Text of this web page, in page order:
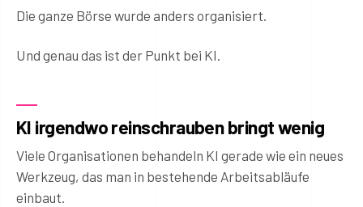
Die ganze Börse wurde anders organisiert.
Und genau das ist der Punkt bei KI.
KI irgendwo reinschrauben bringt wenig
Viele Organisationen behandeln KI gerade wie ein neues
Werkzeug, das man in bestehende Arbeitsabläufe
einbaut.